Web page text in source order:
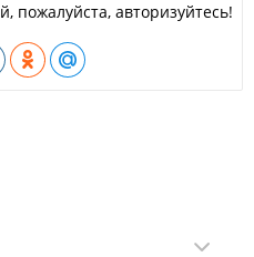
пожалуйста, авторизуйтесь!